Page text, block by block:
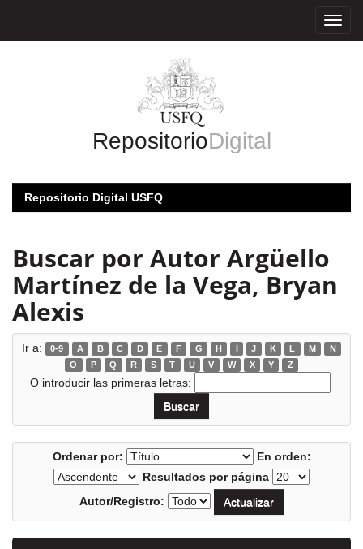
RepositorioDigital
Repositorio Digital USFQ
Buscar por Autor Argüello
Martínez de la Vega, Bryan
Alexis
Ir a: 0-9 A B C D E F G H I J K L M
N
O
P Q R S T U V W X Y Z
O introducir las primeras letras:
Ordenar por:
En orden:
Resultados por página
Autor/Registro: